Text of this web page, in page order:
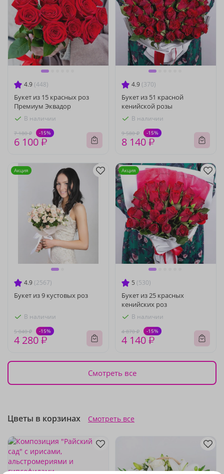
4.9 (448)
Букет из 15 красных роз
Премиум Эквадор
В наличии
7 180 ₽ -15%
6 100 ₽
4.9 (370)
Букет из 51 красной
кенийской розы
В наличии
9 580 ₽ -15%
8 140 ₽
4.9 (2567)
Букет из 9 кустовых роз
В наличии
5 040 ₽ -15%
4 280 ₽
Акция
5 (530)
Букет из 25 красных
кенийских роз
В наличии
4 870 ₽ -15%
4 140 ₽
Акция
Смотреть все
Цветы в корзинах Смотреть все